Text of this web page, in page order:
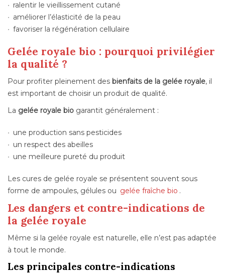
ralentir le vieillissement cutané
améliorer l’élasticité de la peau
favoriser la régénération cellulaire
Gelée royale bio : pourquoi privilégier
la qualité ?
Pour profiter pleinement des bienfaits de la gelée royale, il
est important de choisir un produit de qualité.
La gelée royale bio garantit généralement :
une production sans pesticides
un respect des abeilles
une meilleure pureté du produit
Les cures de gelée royale se présentent souvent sous
forme de ampoules, gélules ou gelée fraîche bio .
Les dangers et contre-indications de
la gelée royale
Même si la gelée royale est naturelle, elle n’est pas adaptée
à tout le monde.
Les principales contre-indications